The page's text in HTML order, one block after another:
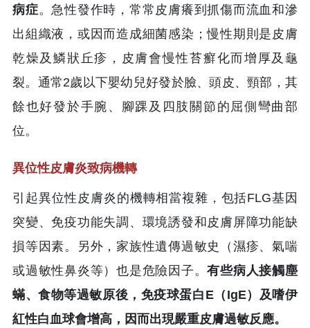
病症。急性發作時，常常皮膚癢到抓傷而流血和滲
出組織液，或因而造成細菌感染；慢性期則是皮膚
乾燥及鱗狀丘疹，皮膚會慢性苔癬化而增厚及龜
裂。通常2歲以下嬰幼兒好發於臉、頭皮、頸部，其
餘也好發於手腕、腳踝及四肢關節的屈側彎曲部
位。
異位性皮膚炎致病機轉
引起異位性皮膚炎的機轉相當複雜，包括FLG基因
突變、免疫功能失調、環境誘發和皮膚屏障功能缺
損等因素。另外，家族性遺傳過敏史（濕疹、氣喘
或過敏性鼻炎等）也是危險因子。有些病人接觸塵
蟎、食物等過敏原後，免疫球蛋白E（IgE）及嗜伊
紅性白血球會增高，因而出現嚴重皮膚過敏反應。